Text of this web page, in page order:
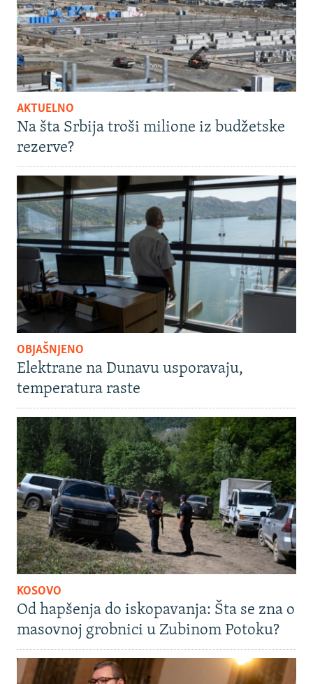
AKTUELNO
Na šta Srbija troši milione iz budžetske
rezerve?
OBJAŠNJENO
Elektrane na Dunavu usporavaju,
temperatura raste
KOSOVO
Od hapšenja do iskopavanja: Šta se zna o
masovnoj grobnici u Zubinom Potoku?